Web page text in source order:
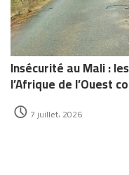
Insécurité au Mali :
l’Afrique de l’Ouest
7 juillet، 2026